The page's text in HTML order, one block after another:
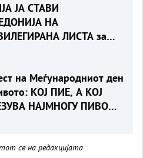
ЈА СТАВИ
НА
ЛИСТА за
на Меѓународниот ден
КОЈ ПИЕ, А КОЈ
НАЈМНОГУ ПИВО
се на редакцијата